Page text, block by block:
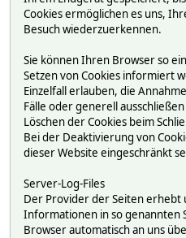
Cookies ermöglichen es uns,
Besuch wiederzuerkennen.
Sie können Ihren Browser so
Setzen von Cookies informiert
Einzelfall erlauben, die
Fälle oder generell
Löschen der Cookies beim
Bei der Deaktivierung von
dieser Website eingeschränkt
Server-Log-Files
Der Provider der Seiten erhebt
Informationen in so genannten
Browser automatisch an uns